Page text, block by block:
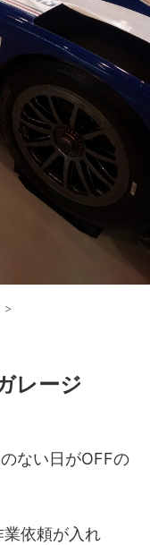
>
レージ
ない日がOFFの
依頼が入れ